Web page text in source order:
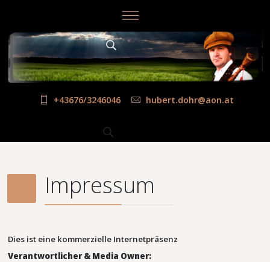
+43676/3246046 hubert.dohr@aon.at
Impressum
Dies ist eine kommerzielle Internetpräsenz
Verantwortlicher & Media Owner: